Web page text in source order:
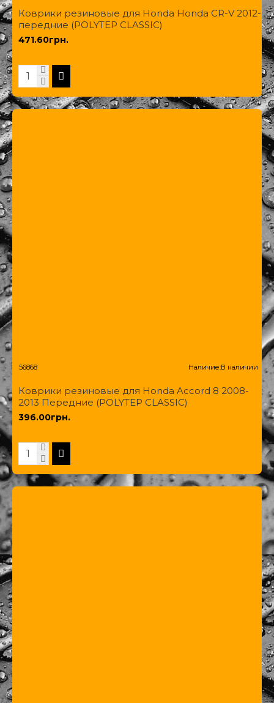
Коврики резиновые для Honda Honda CR-V 2012-
передние (POLYTEP CLASSIC)
471.60грн.
56868 Наличие:В наличии
Коврики резиновые для Honda Accord 8 2008-
2013 Передние (POLYTEP CLASSIC)
396.00грн.